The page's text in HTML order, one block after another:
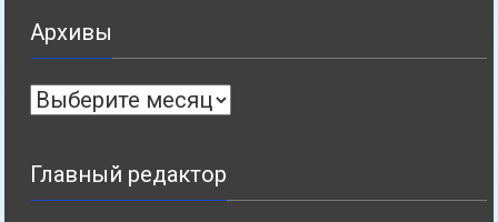
Архивы
Архивы
Главный редактор